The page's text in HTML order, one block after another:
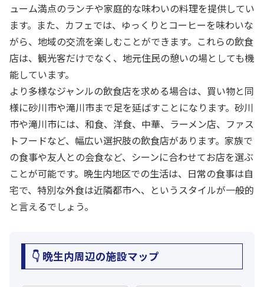
ューム満点のランチや家庭的な味わいの料理を提供してい
ます。また、カフェでは、ゆっくりとコーヒーを味わいな
がら、地域の交流を楽しむことができます。これらの飲食
店は、観光客だけでなく、地元住民の憩いの場としても機
能しています。
より多様なジャンルの飲食店を求める場合は、買い物と同
様に砂川市や滝川市まで足を延ばすことになります。砂川
市や滝川市には、和食、洋食、中華、ラーメン店、ファス
トフードなど、幅広い選択肢の飲食店があります。家族で
の食事や友人との会食など、シーンに合わせてお店を選ぶ
ことが可能です。晩生内地区での生活は、日常の食事は自
宅で、特別な外食は近隣都市へ、というスタイルが一般的
と言えるでしょう。
👇 晩生内周辺の施設マップ